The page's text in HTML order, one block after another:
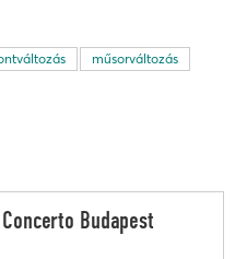
műsorváltozás
Budapest